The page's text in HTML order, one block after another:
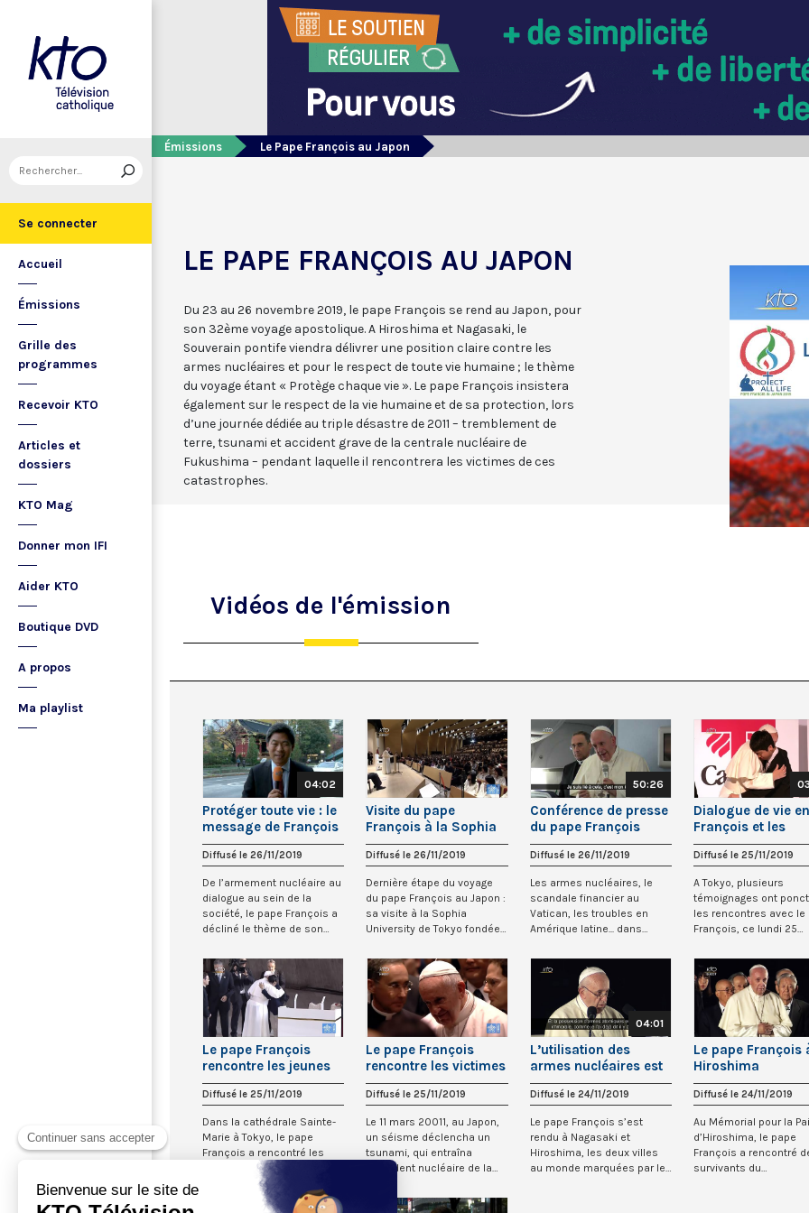
Se connecter
Accueil
Émissions
Grille des
programmes
Recevoir KTO
Articles et
dossiers
KTO Mag
Donner mon IFI
Aider KTO
Boutique DVD
A propos
Ma playlist
Émissions Le Pape François au Japon
LE PAPE FRANÇOIS AU JAPON
Du 23 au 26 novembre 2019, le pape François se rend au Japon, pour
son 32ème voyage apostolique. A Hiroshima et Nagasaki, le
Souverain pontife viendra délivrer une position claire contre les
armes nucléaires et pour le respect de toute vie humaine ; le thème
du voyage étant « Protège chaque vie ». Le pape François insistera
également sur le respect de la vie humaine et de sa protection, lors
d’une journée dédiée au triple désastre de 2011 – tremblement de
terre, tsunami et accident grave de la centrale nucléaire de
Fukushima – pendant laquelle il rencontrera les victimes de ces
catastrophes.
Vidéos de l'émission
04:02
Protéger toute vie : le
message de François
au Japon
Diffusé le 26/11/2019
De l’armement nucléaire au
dialogue au sein de la
société, le pape François a
décliné le thème de son
Visite du pape
François à la Sophia
University de Tokyo
Diffusé le 26/11/2019
Dernière étape du voyage
du pape François au Japon :
sa visite à la Sophia
University de Tokyo fondée
50:26
Conférence de presse
du pape François
dans l’avion de retour
du Japon
Diffusé le 26/11/2019
Les armes nucléaires, le
scandale financier au
Vatican, les troubles en
Amérique latine... dans
Dialogue de vie
François et les
Japonais
Diffusé le 25/11/2019
A Tokyo, plusieurs
témoignages ont
les rencontres avec le
François, ce lundi 25
Le pape François
rencontre les jeunes
du Japon
Diffusé le 25/11/2019
Dans la cathédrale Sainte-
Marie à Tokyo, le pape
François a rencontré les
jeunes du Japon. Il a
entendu plusieur...
Le pape François
rencontre les victimes
du triple désastre de
2011
Diffusé le 25/11/2019
Le 11 mars 20011, au Japon,
un séisme déclencha un
tsunami, qui entraîna
l’accident nucléaire de la
04:01
L’utilisation des
armes nucléaires est
un crime
Diffusé le 24/11/2019
Le pape François s’est
rendu à Nagasaki et
Hiroshima, les deux villes
au monde marquées par les
Le pape François
Hiroshima
Diffusé le 24/11/2019
Au Mémorial pour la
d’Hiroshima, le pape
François a rencontré
survivants du